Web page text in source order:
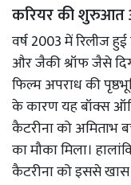
करियर की शुरुआत
वर्ष 2003 में रिलीज
और जैकी श्रॉफ जैसे
फिल्म अपराध की
के कारण यह बॉक्स
कैटरीना को अमिताभ
का मौका मिला।
कैटरीना को इससे खास